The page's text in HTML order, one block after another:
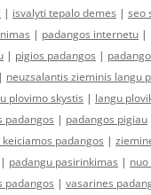
| isvalyti tepalo demes | seo
| padangos internetu |
| pigios padangos |
| neuzsalantis zieminis langu
plovimo skystis | langu
padangos | padangos pigiau
keiciamos padangos |
| padangu pasirinkimas |
padangos | vasarines